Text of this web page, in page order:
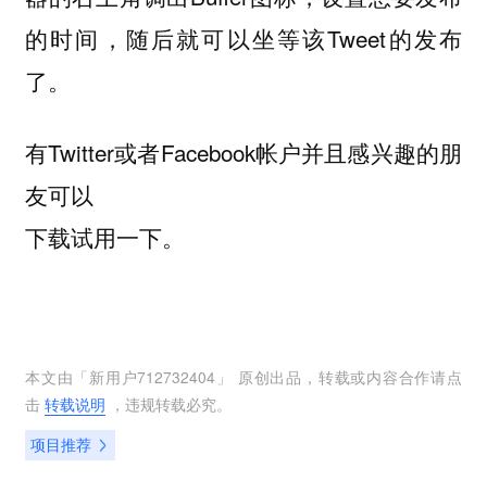
的时间，随后就可以坐等该Tweet的发布
了。
有Twitter或者Facebook帐户并且感兴趣的朋
友可以
下载试用一下。
本文由「 新用户712732404 」 原创出品，转载或内容合作请点
击 转载说明 ，违规转载必究。
项目推荐